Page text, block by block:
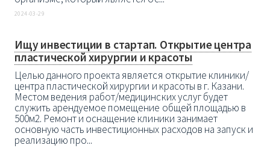
2024-03-29
Ищу инвестиции в стартап. Открытие центра
пластической хирургии и красоты
Целью данного проекта является открытие клиники/
центра пластической хирургии и красоты в г. Казани.
Местом ведения работ/медицинских услуг будет
служить арендуемое помещение общей площадью в
500м2. Ремонт и оснащение клиники занимает
основную часть инвестиционных расходов на запуск и
реализацию про...